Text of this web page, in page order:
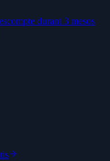
durant 3 mesos